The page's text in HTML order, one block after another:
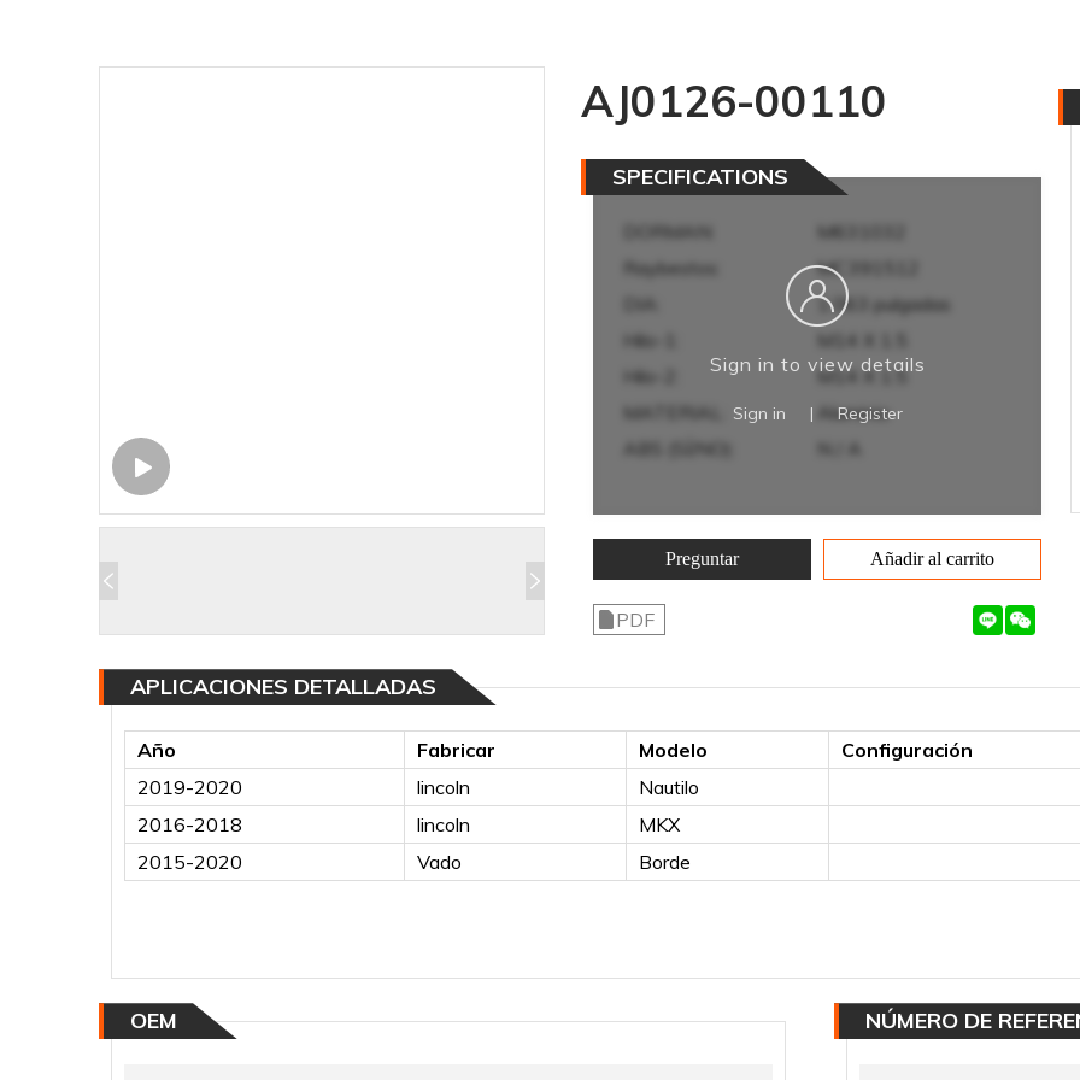
AJ0126-00110
SPECIFICATIONS
M631032
Raybestos:
MC391512
1.063 pulgadas
Hilo-1:
Hilo-2:
M14 X 1.5
Aluminio
Sign in to view details
Sign in | Register
Preguntar Añadir al carrito
PDF
APLICACIONES DETALLADAS
Año Fabricar Modelo
Configuración
2019-2020
lincoln
Nautilo
2016-2018
lincoln
MKX
2015-2020
Vado Borde
OEM NÚMERO DE